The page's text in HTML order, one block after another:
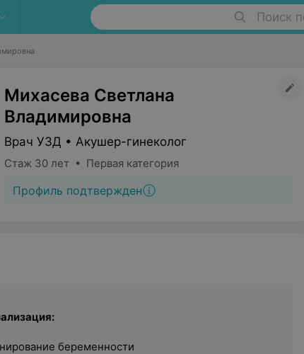
Поиск
Михасева Светлана
Владимировна
Врач УЗД • Акушер-гинеколог
Стаж 30 лет • Первая категория
Профиль подтвержден
беременности